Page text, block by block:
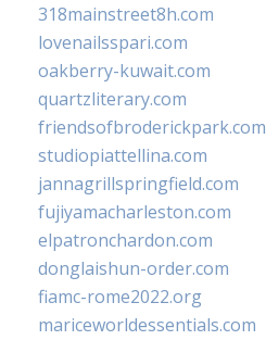
318mainstreet8h.com
lovenailsspari.com
oakberry-kuwait.com
quartzliterary.com
friendsofbroderickpark.com
studiopiattellina.com
jannagrillspringfield.com
fujiyamacharleston.com
elpatronchardon.com
donglaishun-order.com
fiamc-rome2022.org
mariceworldessentials.com